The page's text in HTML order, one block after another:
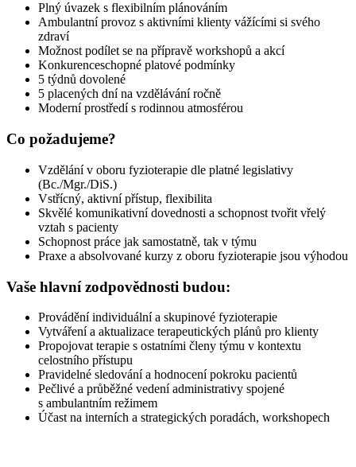
Plný úvazek s flexibilním plánováním
Ambulantní provoz s aktivními klienty vážícími si svého
zdraví
Možnost podílet se na přípravě workshopů a akcí
Konkurenceschopné platové podmínky
5 týdnů dovolené
5 placených dní na vzdělávání ročně
Moderní prostředí s rodinnou atmosférou
Co požadujeme?
Vzdělání v oboru fyzioterapie dle platné legislativy
(Bc./Mgr./DiS.)
Vstřícný, aktivní přístup, flexibilita
Skvělé komunikativní dovednosti a schopnost tvořit vřelý
vztah s pacienty
Schopnost práce jak samostatně, tak v týmu
Praxe a absolvované kurzy z oboru fyzioterapie jsou výhodou
Vaše hlavní zodpovědnosti budou:
Provádění individuální a skupinové fyzioterapie
Vytváření a aktualizace terapeutických plánů pro klienty
Propojovat terapie s ostatními členy týmu v kontextu
celostního přístupu
Pravidelné sledování a hodnocení pokroku pacientů
Pečlivé a průběžné vedení administrativy spojené
s ambulantním režimem
Účast na interních a strategických poradách, workshopech